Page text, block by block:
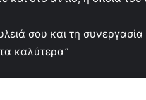
σου και τη
καλύτερα”